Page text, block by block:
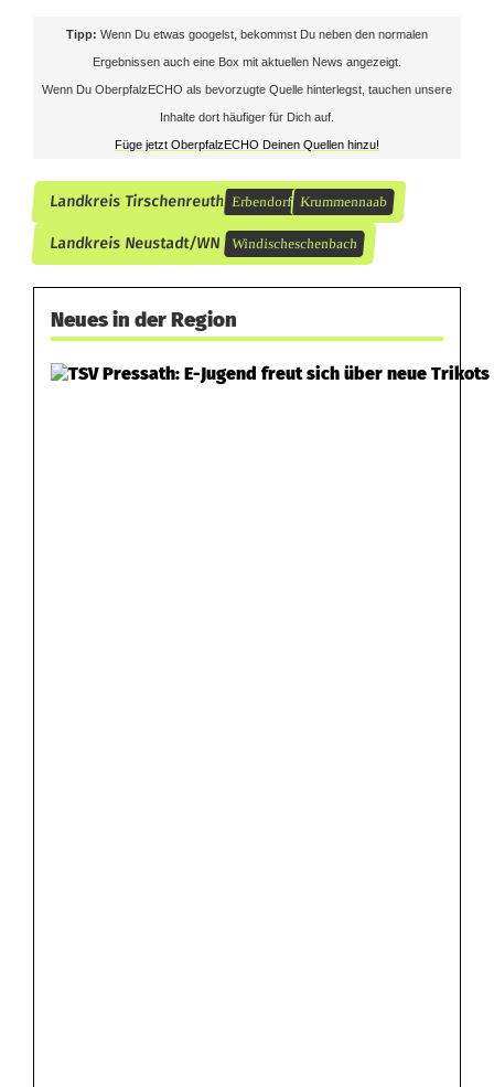
Tipp: Wenn Du etwas googelst, bekommst Du neben den normalen
Ergebnissen auch eine Box mit aktuellen News angezeigt.
Wenn Du OberpfalzECHO als bevorzugte Quelle hinterlegst, tauchen unsere
Inhalte dort häufiger für Dich auf.
Füge jetzt OberpfalzECHO Deinen Quellen hinzu!
Landkreis Tirschenreuth Erbendorf Krummennaab
Landkreis Neustadt/WN Windischeschenbach
Neues in der Region